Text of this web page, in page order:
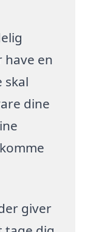
en
skal
dine
giver